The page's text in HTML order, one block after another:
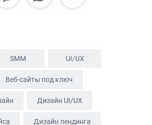
SММ UI/UX
Веб-сайты под ключ
Дизайн UI/UX
Дизайн лендинга